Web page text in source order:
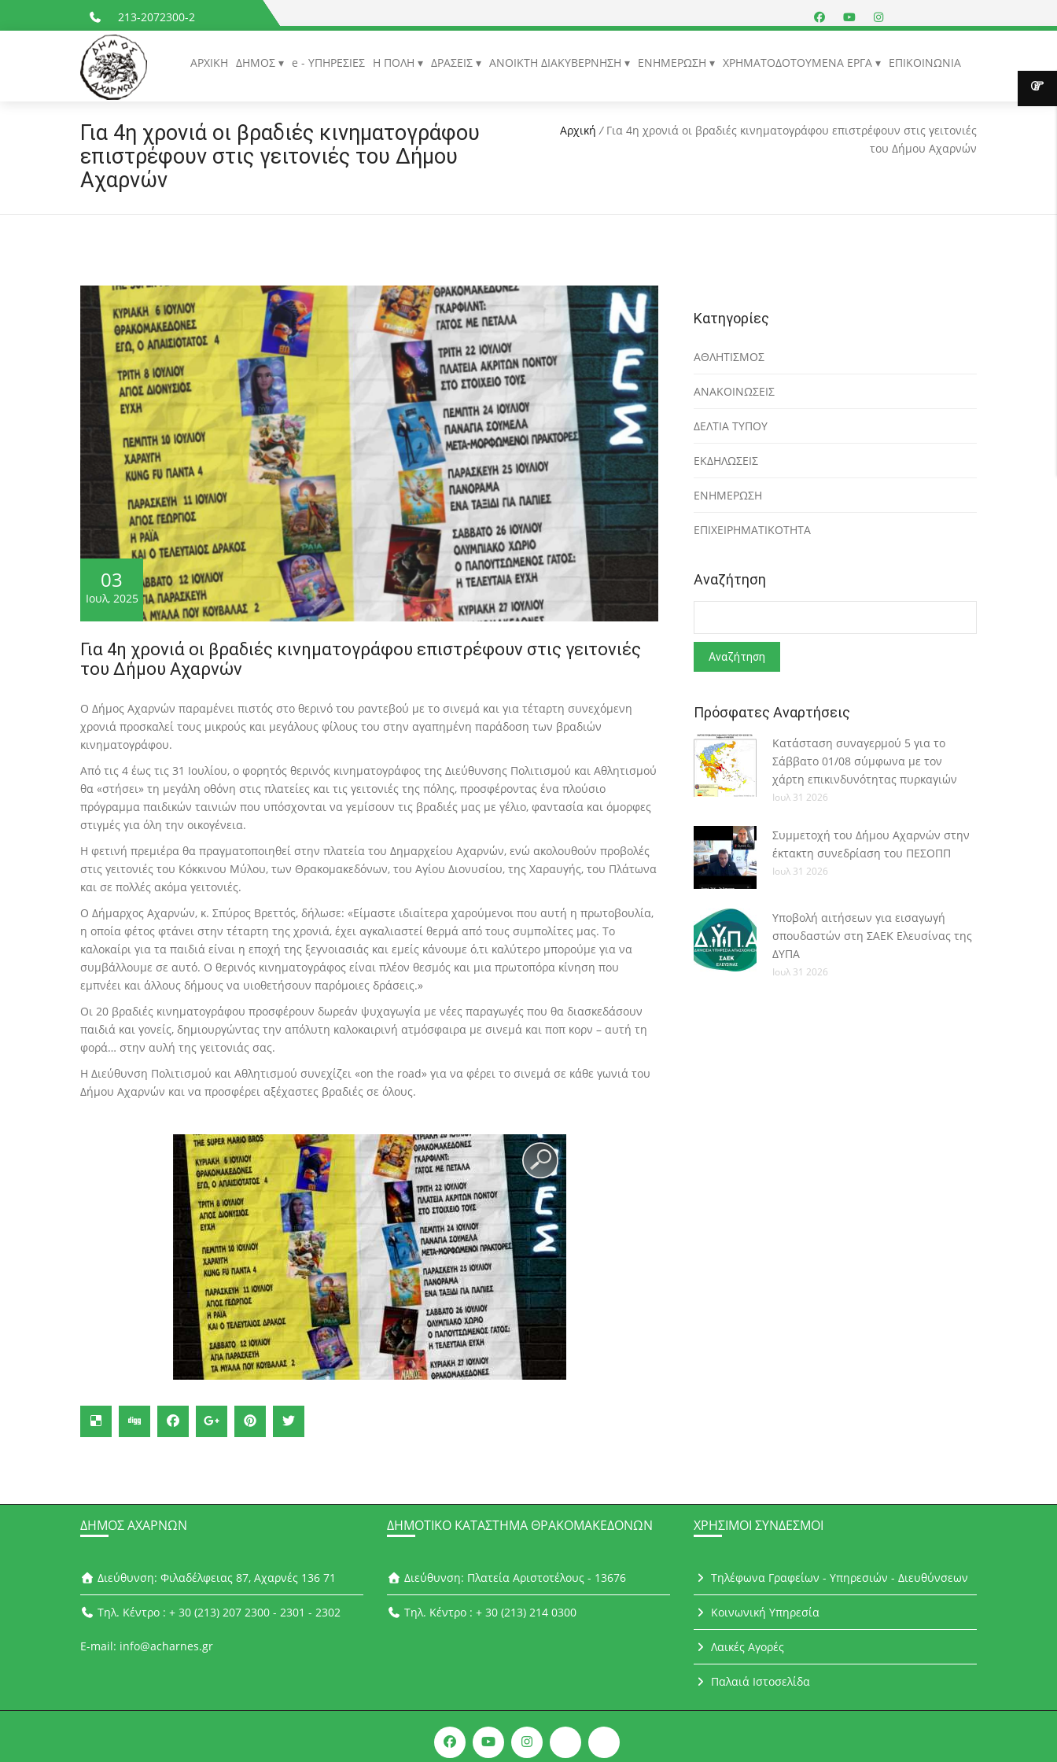
213-2072300-2
ΑΡΧΙΚΗ ΔΗΜΟΣ e - ΥΠΗΡΕΣΙΕΣ Η ΠΟΛΗ ΔΡΑΣΕΙΣ ΑΝΟΙΚΤΗ ΔΙΑΚΥΒΕΡΝΗΣΗ ΕΝΗΜΕΡΩΣΗ ΧΡΗΜΑΤΟΔΟΤΟΥΜΕΝΑ ΕΡΓΑ ΕΠΙΚΟΙΝΩΝΙΑ
Για 4η χρονιά οι βραδιές κινηματογράφου
επιστρέφουν στις γειτονιές του Δήμου
Αχαρνών
Αρχική / Για 4η χρονιά οι βραδιές κινηματογράφου επιστρέφουν στις γειτονιές
του Δήμου Αχαρνών
03
Ιουλ, 2025
Για 4η χρονιά οι βραδιές κινηματογράφου επιστρέφουν στις γειτονιές
του Δήμου Αχαρνών
Ο Δήμος Αχαρνών παραμένει πιστός στο θερινό του ραντεβού με το σινεμά και για τέταρτη συνεχόμενη
χρονιά προσκαλεί τους μικρούς και μεγάλους φίλους του στην αγαπημένη παράδοση των βραδιών
κινηματογράφου.
Από τις 4 έως τις 31 Ιουλίου, ο φορητός θερινός κινηματογράφος της Διεύθυνσης Πολιτισμού και Αθλητισμού
θα «στήσει» τη μεγάλη οθόνη στις πλατείες και τις γειτονιές της πόλης, προσφέροντας ένα πλούσιο
πρόγραμμα παιδικών ταινιών που υπόσχονται να γεμίσουν τις βραδιές μας με γέλιο, φαντασία και όμορφες
στιγμές για όλη την οικογένεια.
Η φετινή πρεμιέρα θα πραγματοποιηθεί στην πλατεία του Δημαρχείου Αχαρνών, ενώ ακολουθούν προβολές
στις γειτονιές του Κόκκινου Μύλου, των Θρακομακεδόνων, του Αγίου Διονυσίου, της Χαραυγής, του Πλάτωνα
και σε πολλές ακόμα γειτονιές.
Ο Δήμαρχος Αχαρνών, κ. Σπύρος Βρεττός, δήλωσε: «Είμαστε ιδιαίτερα χαρούμενοι που αυτή η πρωτοβουλία,
η οποία φέτος φτάνει στην τέταρτη της χρονιά, έχει αγκαλιαστεί θερμά από τους συμπολίτες μας. Το
καλοκαίρι για τα παιδιά είναι η εποχή της ξεγνοιασιάς και εμείς κάνουμε ό,τι καλύτερο μπορούμε για να
συμβάλλουμε σε αυτό. Ο θερινός κινηματογράφος είναι πλέον θεσμός και μια πρωτοπόρα κίνηση που
εμπνέει και άλλους δήμους να υιοθετήσουν παρόμοιες δράσεις.»
Οι 20 βραδιές κινηματογράφου προσφέρουν δωρεάν ψυχαγωγία με νέες παραγωγές που θα διασκεδάσουν
παιδιά και γονείς, δημιουργώντας την απόλυτη καλοκαιρινή ατμόσφαιρα με σινεμά και ποπ κορν – αυτή τη
φορά… στην αυλή της γειτονιάς σας.
Η Διεύθυνση Πολιτισμού και Αθλητισμού συνεχίζει «on the road» για να φέρει το σινεμά σε κάθε γωνιά του
Δήμου Αχαρνών και να προσφέρει αξέχαστες βραδιές σε όλους.
Κατηγορίες
ΑΘΛΗΤΙΣΜΟΣ
ΑΝΑΚΟΙΝΩΣΕΙΣ
ΔΕΛΤΙΑ ΤΥΠΟΥ
ΕΚΔΗΛΩΣΕΙΣ
ΕΝΗΜΕΡΩΣΗ
ΕΠΙΧΕΙΡΗΜΑΤΙΚΟΤΗΤΑ
Αναζήτηση
Πρόσφατες Αναρτήσεις
Κατάσταση συναγερμού 5 για το
Σάββατο 01/08 σύμφωνα με τον
χάρτη επικινδυνότητας πυρκαγιών
Ιουλ 31 2026
Συμμετοχή του Δήμου Αχαρνών στην
έκτακτη συνεδρίαση του ΠΕΣΟΠΠ
Ιουλ 31 2026
Υποβολή αιτήσεων για εισαγωγή
σπουδαστών στη ΣΑΕΚ Ελευσίνας της
ΔΥΠΑ
Ιουλ 31 2026
ΔΉΜΟΣ ΑΧΑΡΝΏΝ
Διεύθυνση: Φιλαδέλφειας 87, Αχαρνές 136 71
Τηλ. Κέντρο : + 30 (213) 207 2300 - 2301 - 2302
E-mail: info@acharnes.gr
ΔΗΜΟΤΙΚΌ ΚΑΤΆΣΤΗΜΑ ΘΡΑΚΟΜΑΚΕΔΌΝΩΝ
Διεύθυνση: Πλατεία Αριστοτέλους - 13676
Τηλ. Κέντρο : + 30 (213) 214 0300
ΧΡΉΣΙΜΟΙ ΣΎΝΔΕΣΜΟΙ
Τηλέφωνα Γραφείων - Υπηρεσιών - Διευθύνσεων
Κοινωνική Υπηρεσία
Λαικές Αγορές
Παλαιά Ιστοσελίδα